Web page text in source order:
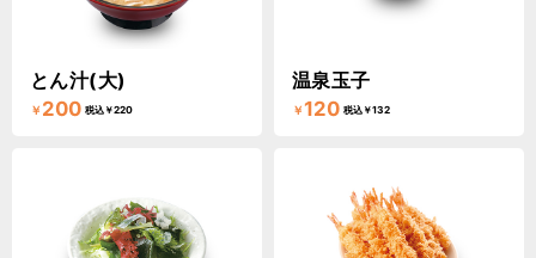
とん汁(大)
￥ 200 税込￥220
温泉玉子
￥120 税込￥132